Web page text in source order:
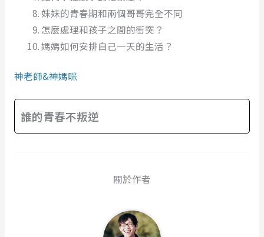
妹妹的青春期和兩個哥哥完全不同
怎麼處理和孩子之間的衝突？
媽媽如何安排自己一天的生活？
神老師&神媽咪
誰的青春不叛逆
關於作者